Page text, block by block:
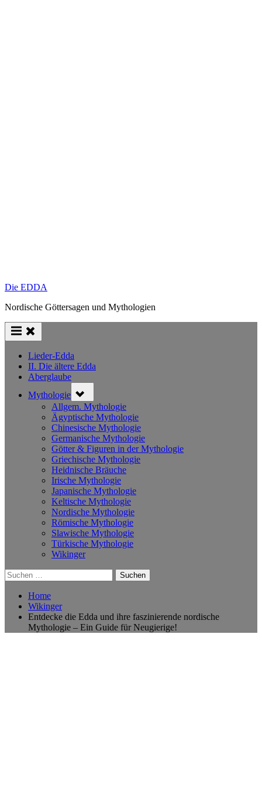
Die EDDA
Nordische Göttersagen und Mythologien
Lieder-Edda
II. Die ältere Edda
Aberglaube
Mythologie sub-
menu
Allgem. Mythologie
Ägyptische Mythologie
Chinesische Mythologie
Germanische Mythologie
Götter & Figuren in der Mythologie
Griechische Mythologie
Heidnische Bräuche
Irische Mythologie
Japanische Mythologie
Keltische Mythologie
Nordische Mythologie
Römische Mythologie
Slawische Mythologie
Türkische Mythologie
Wikinger
Suchen
nach:
Home
Wikinger
Entdecke die Edda und ihre faszinierende nordische
Mythologie – Ein Guide für Neugierige!